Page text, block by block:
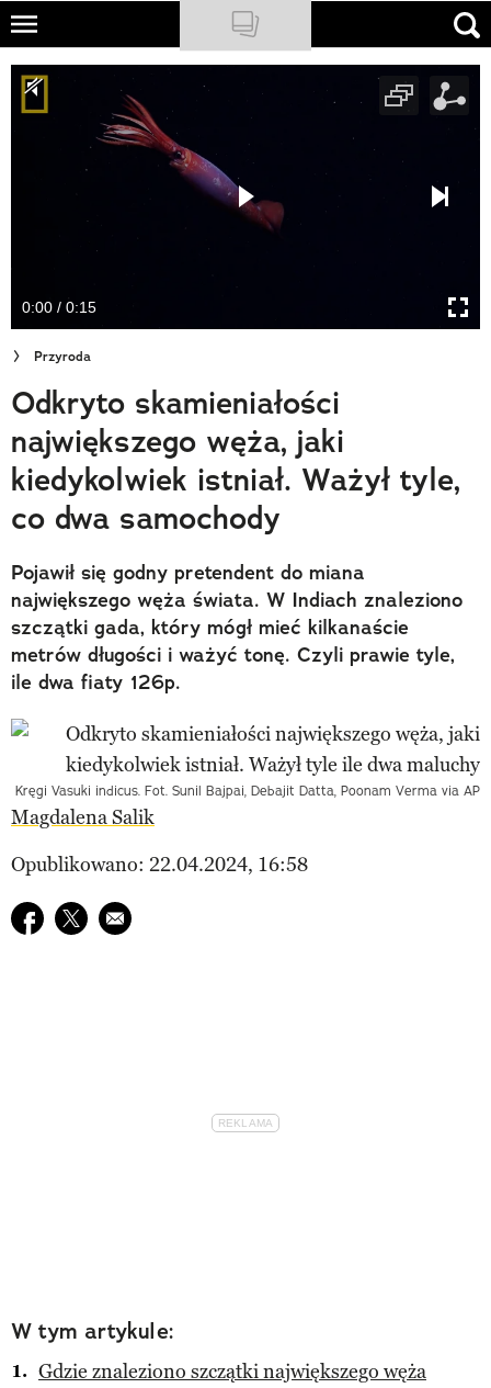
Skip
main
content
NATIONAL GEOGRAPHIC
TRAVELER
PODCASTY
Cuda Polski
Wielki Konkurs Fotograficzny
Trendbook Podróżniczy
Polecane
0:00 / 0:15
Przyroda
Odkryto skamieniałości
największego węża, jaki
kiedykolwiek istniał. Ważył tyle,
co dwa samochody
Pojawił się godny pretendent do miana
największego węża świata. W Indiach znaleziono
szczątki gada, który mógł mieć kilkanaście
metrów długości i ważyć tonę. Czyli prawie tyle,
ile dwa fiaty 126p.
Kręgi Vasuki indicus. Fot. Sunil Bajpai, Debajit Datta, Poonam Verma via AP
Magdalena Salik
Opublikowano: 22.04.2024, 16:58
Udostępnij na facebook
Udostępnij na twitter
E-mail do przyjaciela
W tym artykule:
Gdzie znaleziono szczątki największego węża